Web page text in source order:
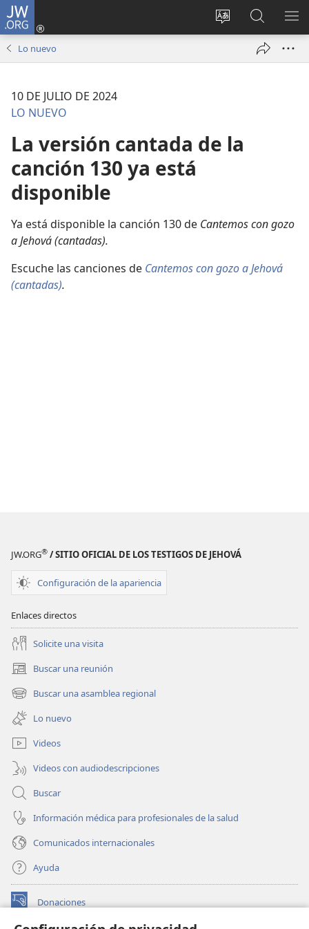
JW.ORG
Cambiar
del sitio
Iniciar
sesión
en
jw.org
Lo nuevo
10 DE JULIO DE 2024
LO NUEVO
La versión cantada de la
canción 130 ya está
disponible
Ya está disponible la canción 130 de Cantemos con gozo
a Jehová (cantadas).
Escuche las canciones de Cantemos con gozo a Jehová
(cantadas).
JW.ORG® / SITIO OFICIAL DE LOS TESTIGOS DE JEHOVÁ
Configuración de la apariencia
Enlaces directos
Solicite una visita
Buscar una reunión
(abre
una
nueva
ventana)
Buscar una asamblea regional
(abre
una
nueva
ventana)
Lo nuevo
Videos
Videos con audiodescripciones
Buscar
Información médica para profesionales de la salud
Comunicados internacionales
Ayuda
Donaciones
(abre